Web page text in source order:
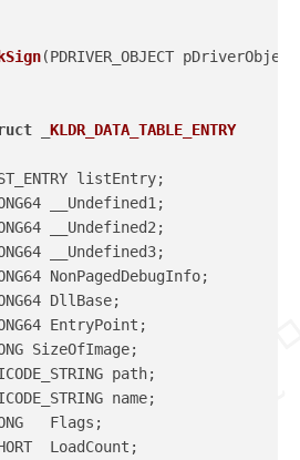
(PDRIVER_OBJECT
KLDR_DATA_TABLE_ENTRY
listEntry;
__Undefined1;
__Undefined2;
__Undefined3;
NonPagedDebugInfo;
DllBase;
EntryPoint;
SizeOfImage;
path;
name;
Flags;
LoadCount;